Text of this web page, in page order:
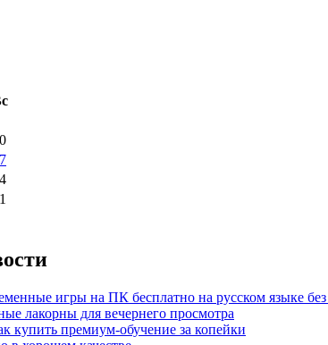
игры на ПК бесплатно на русском языке
лакорны для вечернего просмотра
купить премиум-обучение за копейки